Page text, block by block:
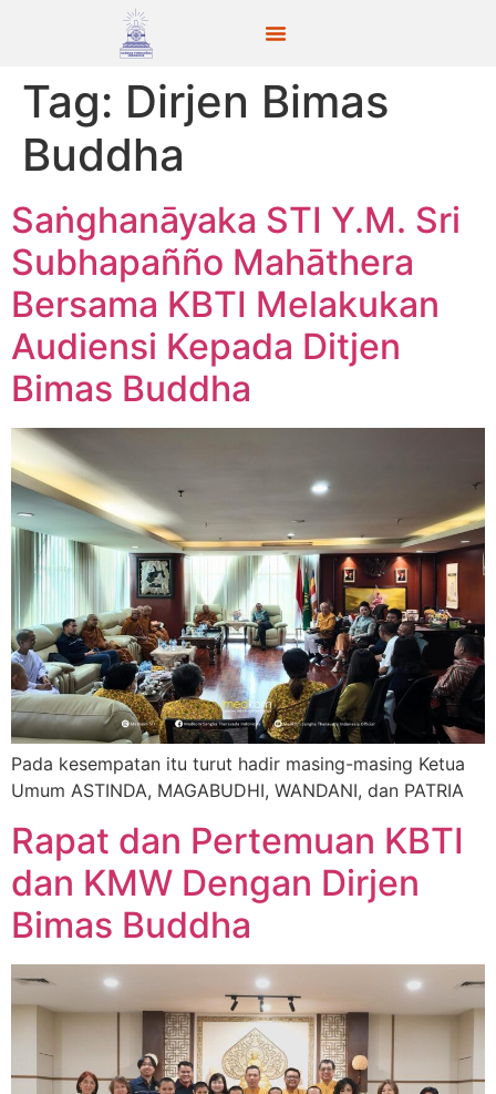
Tag: Dirjen Bimas
Buddha
Saṅghanāyaka STI Y.M. Sri
Subhapañño Mahāthera
Bersama KBTI Melakukan
Audiensi Kepada Ditjen
Bimas Buddha
Pada kesempatan itu turut hadir masing-masing Ketua
Umum ASTINDA, MAGABUDHI, WANDANI, dan PATRIA
Rapat dan Pertemuan KBTI
dan KMW Dengan Dirjen
Bimas Buddha